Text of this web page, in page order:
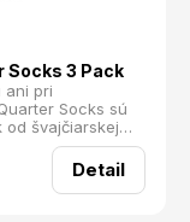
Socks 3 Pack
ani pri
Socks sú
od švajčiarskej
využitie — či
Detail